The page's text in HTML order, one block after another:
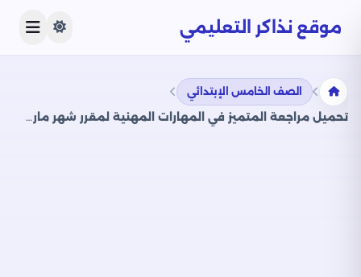
موقع نذاكر التعليمي
الصف الخامس الإبتدائي
تحميل مراجعة المتميز في المهارات المهنية لمقرر شهر مارس للصف الخامس الابتدائي (شرح + بنك أسئلة)